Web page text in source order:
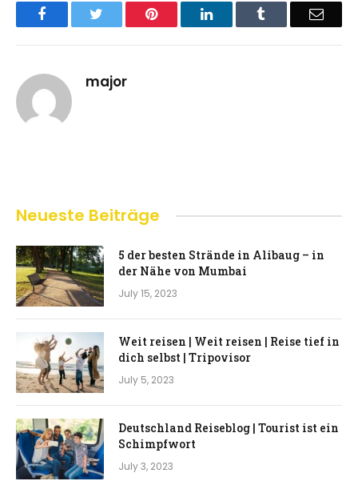
Facebook Pinterest LinkedIn Email
major
Neueste Beiträge
5 der besten Strände in Alibaug – in
der Nähe von Mumbai
July 15, 2023
Weit reisen | Weit reisen | Reise tief in
dich selbst | Tripovisor
July 5, 2023
Deutschland Reiseblog | Tourist ist ein
Schimpfwort
July 3, 2023